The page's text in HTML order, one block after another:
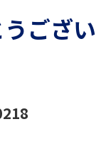
ござい